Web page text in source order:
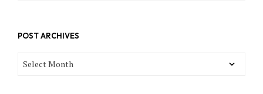
POST ARCHIVES
POST